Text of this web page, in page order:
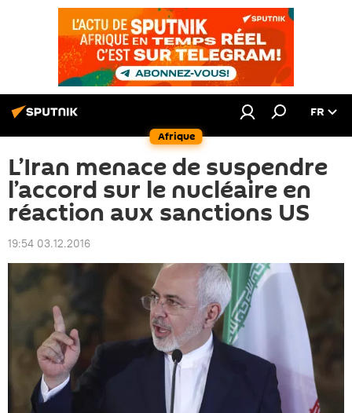
Afrique
FR
L’Iran menace de suspendre
l’accord sur le nucléaire en
réaction aux sanctions US
19:54 03.12.2016